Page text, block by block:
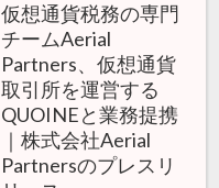
仮想通貨税務の専門
チームAerial
Partners、仮想通貨
取引所を運営する
QUOINEと業務提携
｜株式会社Aerial
Partnersのプレスリ